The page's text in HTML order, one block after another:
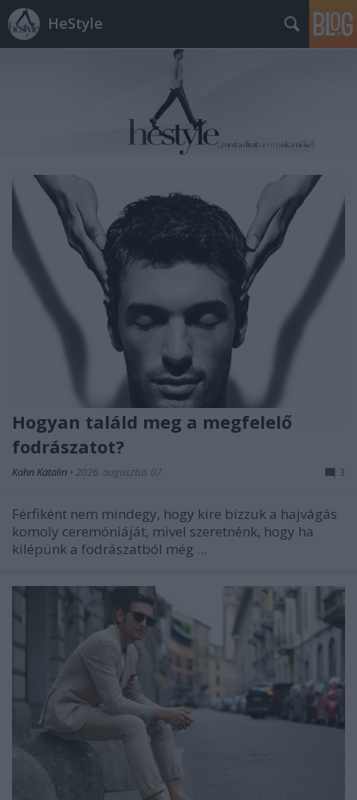
HeStyle
Hogyan találd meg a megfelelő
fodrászatot?
Kahn Katalin • 2026. augusztus 07. 3
Férfiként nem mindegy, hogy kire bízzuk a hajvágás
komoly ceremóniáját, mivel szeretnénk, hogy ha
kilépünk a fodrászatból még ...